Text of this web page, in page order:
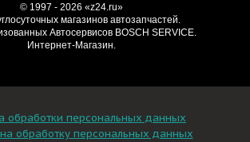
© 1997 - 2026 «z24.ru»
магазинов автозапчастей.
Автосервисов BOSCH SERVICE.
Интернет-Магазин.
обработки персональных данных
обработку персональных данных